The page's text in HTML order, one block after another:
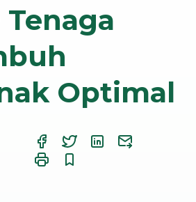
Tenaga
Optimal